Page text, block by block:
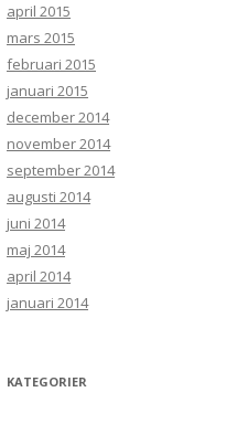
april 2015
mars 2015
februari 2015
januari 2015
december 2014
november 2014
september 2014
augusti 2014
juni 2014
maj 2014
april 2014
januari 2014
KATEGORIER